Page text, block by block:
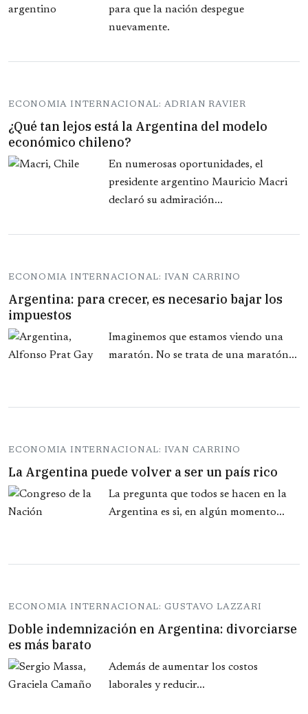
para que la nación despegue
nuevamente.
ECONOMIA INTERNACIONAL: ADRIAN RAVIER
¿Qué tan lejos está la Argentina del modelo
económico chileno?
En numerosas oportunidades, el
presidente argentino Mauricio Macri
declaró su admiración...
ECONOMIA INTERNACIONAL: IVAN CARRINO
Argentina: para crecer, es necesario bajar los
impuestos
Imaginemos que estamos viendo una
maratón. No se trata de una maratón...
ECONOMIA INTERNACIONAL: IVAN CARRINO
La Argentina puede volver a ser un país rico
La pregunta que todos se hacen en la
Argentina es si, en algún momento...
ECONOMIA INTERNACIONAL: GUSTAVO LAZZARI
Doble indemnización en Argentina: divorciarse
es más barato
Además de aumentar los costos
laborales y reducir...